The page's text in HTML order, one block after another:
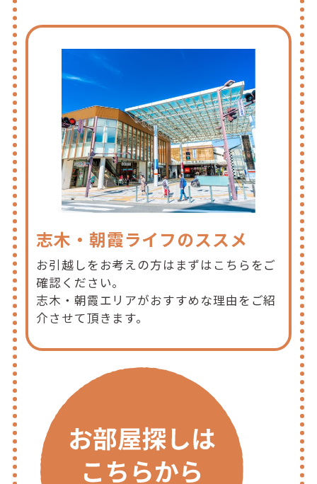
志木・朝霞ライフのススメ
お引越しをお考えの方はまずはこちらをご
確認ください。
志木・朝霞エリアがおすすめな理由をご紹
介させて頂きます。